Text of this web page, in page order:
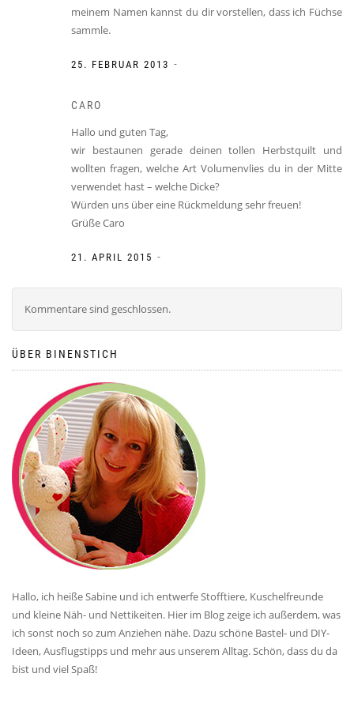
meinem Namen kannst du dir vorstellen, dass ich Füchse
sammle.
25. FEBRUAR 2013 -
CARO
Hallo und guten Tag,
wir bestaunen gerade deinen tollen Herbstquilt und
wollten fragen, welche Art Volumenvlies du in der Mitte
verwendet hast – welche Dicke?
Würden uns über eine Rückmeldung sehr freuen!
Grüße Caro
21. APRIL 2015 -
Kommentare sind geschlossen.
ÜBER BINENSTICH
Hallo, ich heiße Sabine und ich entwerfe Stofftiere, Kuschelfreunde
und kleine Näh- und Nettikeiten. Hier im Blog zeige ich außerdem, was
ich sonst noch so zum Anziehen nähe. Dazu schöne Bastel- und DIY-
Ideen, Ausflugstipps und mehr aus unserem Alltag. Schön, dass du da
bist und viel Spaß!